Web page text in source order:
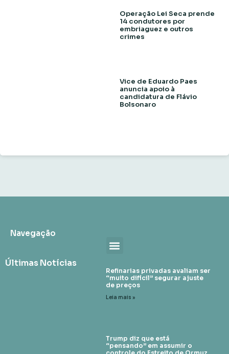
Operação Lei Seca prende
14 condutores por
embriaguez e outros
crimes
Vice de Eduardo Paes
anuncia apoio à
candidatura de Flávio
Bolsonaro
Navegação
Últimas Notícias
Refinarias privadas avaliam ser
“muito difícil” segurar ajuste
de preços
Leia mais »
Trump diz que está
“pensando” em assumir o